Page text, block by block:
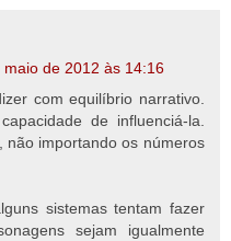
maio de 2012 às 14:16
com equilíbrio narrativo.
de influenciá-la.
não importando os números
sistemas tentam fazer
sejam igualmente